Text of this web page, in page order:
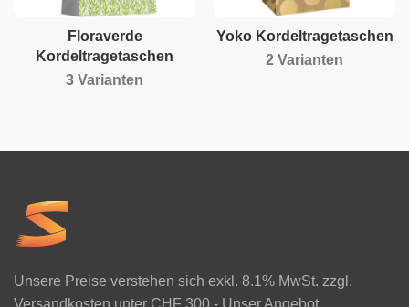
Floraverde
Kordeltragetaschen
3 Varianten
Yoko Kordeltragetaschen
2 Varianten
Unsere Preise verstehen sich exkl. 8.1% MwSt. zzgl.
Versandkosten unter CHF 300.- Unser Angebot